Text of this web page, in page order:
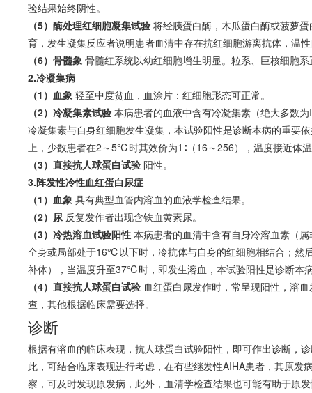
验结果始终阴性。
（5）酶处理红细胞凝集试验 将经胰蛋白酶，木瓜蛋白酶或菠萝
育，发生凝集反应者说明患者血清中存在抗红细胞游离抗体，温
（6）骨髓象 骨髓红系统以幼红细胞增生明显。粒系、巨核细胞
2.冷凝集病
（1）血象 轻至中度贫血 ，血涂片：红细胞形态可正常。
（2）冷凝集素试验 本病患者的血液中含有冷凝集素（绝大多数
冷凝集素与自身红细胞发生凝集，本试验阳性是诊断本病的重要
上，少数患者在2～5℃时其效价为1∶（16～256），温度接近体
（3）直接抗人球蛋白试验 阳性。
3.阵发性冷性血红蛋白尿症
（1）血象 具有典型血管内溶血的血液学检查结果。
（2）尿 反复发作者出现含铁血黄素尿。
（3）冷热溶血试验阳性 本病患者的血清中含有自身冷溶血素（
全身或局部处于16℃以下时，冷抗体与自身的红细胞相结合；然
补体），当温度升至37℃时，即发生溶血 ，本试验阳性是诊断本
（4）直接抗人球蛋白试验 血红蛋白尿发作时，常呈现阳性， 溶血
查，其他根据临床需要选择。
诊断
根据有溶血的临床表现，抗人球蛋白试验阳性，即可作出诊断，
此，可结合临床表现进行考虑，在有些继发性AIHA患者，其原发
察，可及时发现原发病，此外，血清学检查结果也可能有助于原